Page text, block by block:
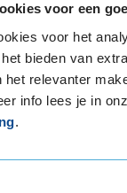
voor een
voor het
bieden van
het relevanter
info lees je in
. Veilig &